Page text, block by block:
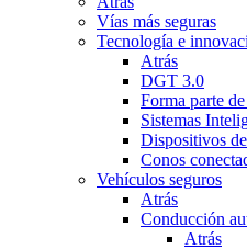
Vías más seguras
Tecnología e
Atrás
DGT 3.0
Forma parte
Sistemas
Dispositivos
Conos
Vehículos seguros
Atrás
Conducción
Atrás